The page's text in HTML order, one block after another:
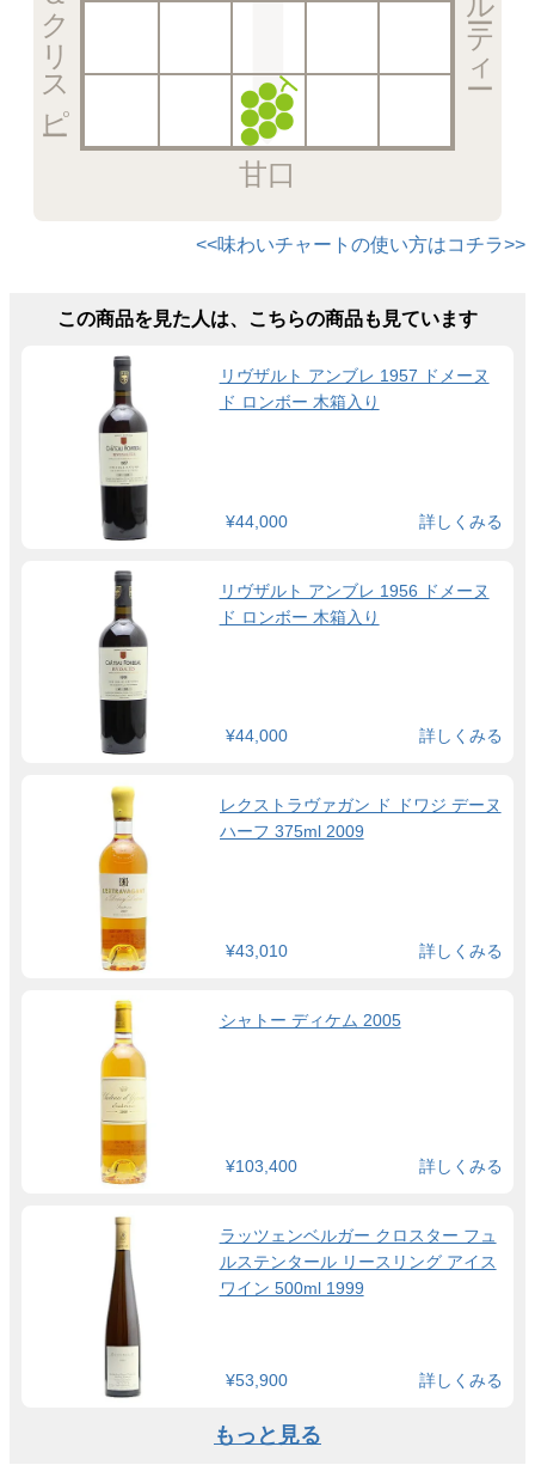
甘口
<<味わいチャートの使い方はコチラ>>
この商品を見た人は、こちらの商品も見ています
リヴザルト アンブレ 1957 ドメーヌ
ド ロンボー 木箱入り
¥44,000 詳しくみる
リヴザルト アンブレ 1956 ドメーヌ
ド ロンボー 木箱入り
¥44,000 詳しくみる
レクストラヴァガン ド ドワジ デーヌ
ハーフ 375ml 2009
¥43,010 詳しくみる
シャトー ディケム 2005
¥103,400 詳しくみる
ラッツェンベルガー クロスター フュ
ルステンタール リースリング アイス
ワイン 500ml 1999
¥53,900 詳しくみる
もっと見る